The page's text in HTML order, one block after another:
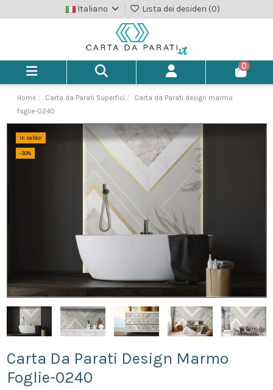
Italiano Lista dei desideri (0)
0
Home Carta da Parati Superfici
Carta da Parati design marmo
foglie-0240
In saldo!
-30%
Carta Da Parati Design Marmo
Foglie-0240